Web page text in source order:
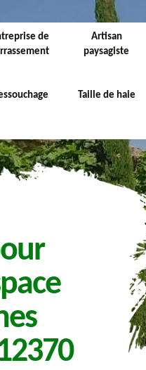
de
Artisan
paysagiste
Taille de haie